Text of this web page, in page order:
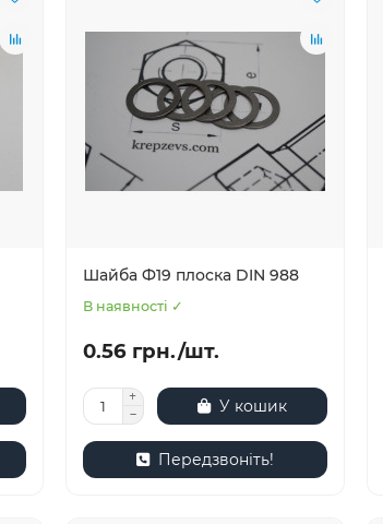
Шайба Ф19 плоска DIN 988
В наявності ✓
0.56 грн./шт.
У кошик
Передзвоніть!